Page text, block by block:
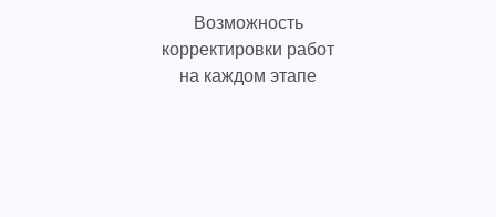
Возможность
корректировки работ
на каждом этапе